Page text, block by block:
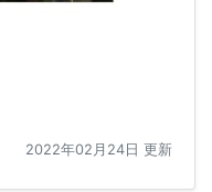
2022年02月24日 更新